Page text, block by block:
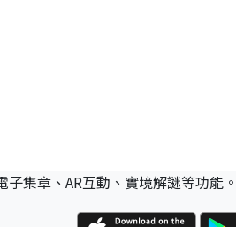
集章、AR互動、實境解謎等功能。